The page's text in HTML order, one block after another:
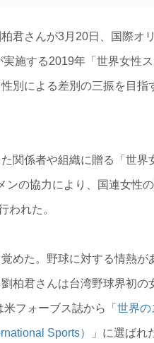
君さんが3月20日、国際オ
施する2019年「世界女性
別による差別の三振を目指
関係者や組織に贈る「世界
ンの協力により、国連女性
われた。
めた。野球に対する情熱が
柏君さんは台湾野球界初
米フォーブス誌から「 世界の
Sports） 」に選ばれ